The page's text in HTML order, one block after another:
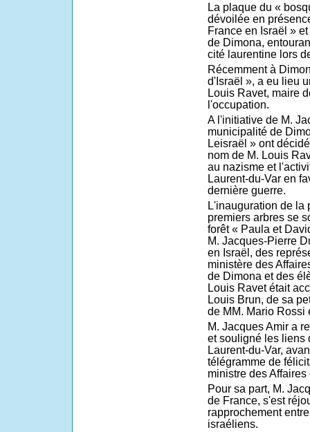
La plaque du «
dévoilée en
France en Israël »
de Dimona,
cité laurentine lors
Récemment à
d'Israël », a eu lieu
Louis Ravet, maire
l'occupation.
A l'initiative de M.
municipalité de
Leisraël » ont
nom de M. Louis
au nazisme et
Laurent-du-Var en
dernière guerre.
L'inauguration de la
premiers arbres se
forêt « Paula et
M. Jacques-Pierre
en Israël, des
ministère des
de Dimona et des
Louis Ravet était
Louis Brun, de sa
de MM. Mario Rossi
M. Jacques Amir a
et souligné les liens
Laurent-du-Var,
télégramme de
ministre des Affaires
Pour sa part, M.
de France, s'est
rapprochement
israéliens.